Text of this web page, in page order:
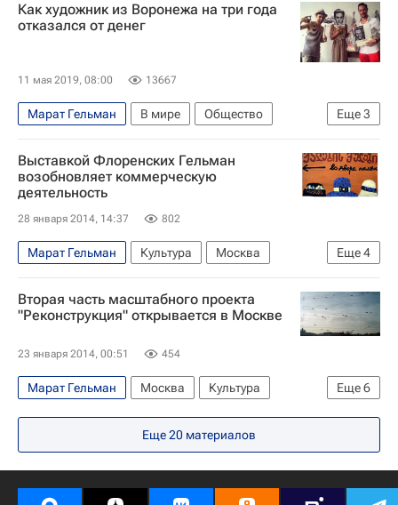
Как художник из Воронежа на три года
отказался от денег
11 мая 2019, 08:00 13667
Еще3
Марат Гельман В мире
Общество
Воронеж
Москва Россия
Выставкой Флоренских Гельман
возобновляет коммерческую
деятельность
28 января 2014, 14:37 802
Еще4
Марат Гельман Культура
Москва
Центральный ФО
Весь мир
Европа
Россия
Вторая часть масштабного проекта
"Реконструкция" открывается в Москве
23 января 2014, 00:51 454
Еще6
Марат Гельман Москва
Культура
Европа
Центральный ФО
Весь мир
Владимир Семенихин
Россия
Еще20 материалов